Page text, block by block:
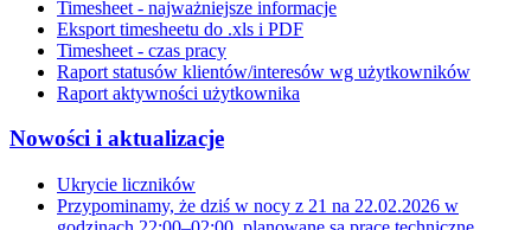
Timesheet - najważniejsze informacje
Eksport timesheetu do .xls i PDF
Timesheet - czas pracy
Raport statusów klientów/interesów wg użytkowników
Raport aktywności użytkownika
Nowości i aktualizacje
Ukrycie liczników
Przypominamy, że dziś w nocy z 21 na 22.02.2026 w